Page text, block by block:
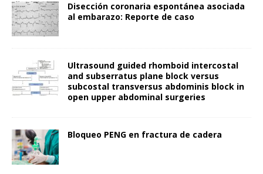
Disección coronaria espontánea asociada
al embarazo: Reporte de caso
Ultrasound guided rhomboid intercostal
and subserratus plane block versus
subcostal transversus abdominis block in
open upper abdominal surgeries
Bloqueo PENG en fractura de cadera